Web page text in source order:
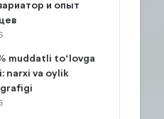
и опыт
muddatli to‘lovga
narxi va oylik